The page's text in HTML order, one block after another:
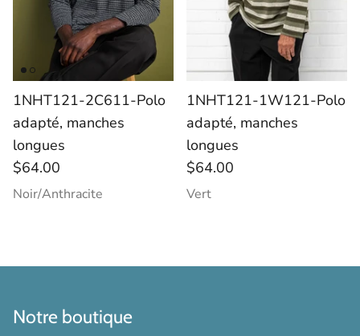
1NHT121-2C611-Polo
adapté, manches
longues
$64.00
Noir/Anthracite
1NHT121-1W121-Polo
adapté, manches
longues
$64.00
Vert
Notre boutique